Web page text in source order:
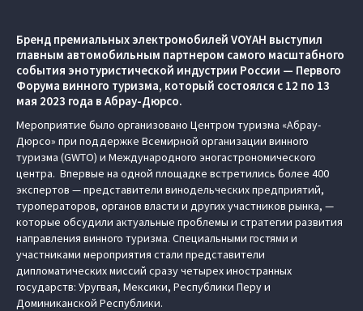
Бренд премиальных электромобилей VOYAH выступил
главным автомобильным партнером самого масштабного
события энотуристической индустрии России — Первого
Форума винного туризма, который состоялся с 12 по 13
мая 2023 года в Абрау-Дюрсо.
Мероприятие было организовано Центром туризма «Абрау-
Дюрсо» при поддержке Всемирной организации винного
туризма (GWTO) и Международного эногастрономического
центра. Впервые на одной площадке встретились более 400
экспертов — представители винодельческих предприятий,
туроператоров, органов власти и других участников рынка, —
которые обсудили актуальные проблемы и стратегии развития
направления винного туризма. Специальными гостями и
участниками мероприятия стали представители
дипломатических миссий сразу четырех иностранных
государств: Уругвая, Мексики, Республики Перу и
Доминиканской Республики.